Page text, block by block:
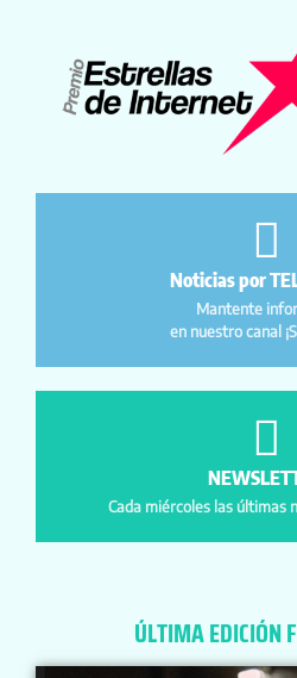
Noticias por
Mantente
en nuestro canal
Cada miércoles las últimas
ÚLTIMA EDICIÓN